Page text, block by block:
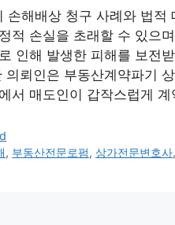
손해배상 청구 사례와 법
적 손실을 초래할 수 있으
인해 발생한 피해를 보전
의뢰인은 부동산계약파기
서 매도인이 갑작스럽게
, 부동산전문로펌,상가전문변호사